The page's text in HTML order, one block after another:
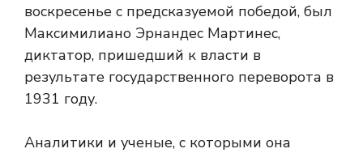
воскресенье с предсказуемой победой, был
Максимилиано Эрнандес Мартинес,
диктатор, пришедший к власти в
результате государственного переворота в
1931 году.
Аналитики и ученые, с которыми она